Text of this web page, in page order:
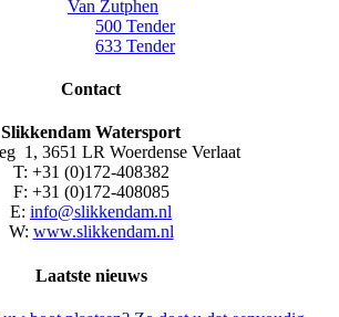
Van Zutphen
500 Tender
633 Tender
Contact
Slikkendam Watersport
1, 3651 LR Woerdense Verlaat
T: +31 (0)172-408382
F: +31 (0)172-408085
E: info@slikkendam.nl
W: www.slikkendam.nl
Laatste nieuws